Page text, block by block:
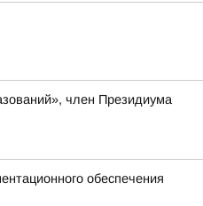
член Президиума
обеспечения